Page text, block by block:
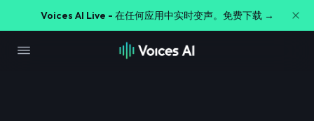
Voices AI Live - 在任何应用中实时变声。免费下载 →